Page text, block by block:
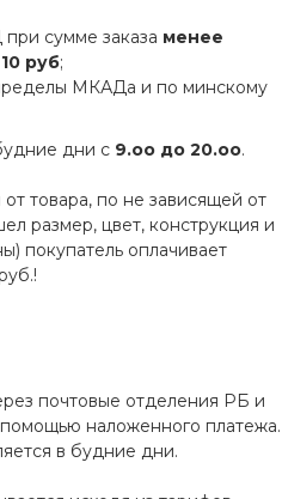
сумме заказа менее
10 руб;
МКАДа и по минскому
дни с 9.оо до 20.оо.
товара, по не зависящей от
размер, цвет, конструкция и
покупатель оплачивает
почтовые отделения РБ и
наложенного платежа.
в будние дни.